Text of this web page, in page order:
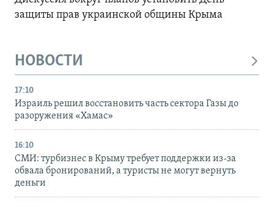
защиты прав украинской общины Крыма
НОВОСТИ
17:10
Израиль решил восстановить часть сектора Газы до
разоружения «Хамас»
16:10
СМИ: турбизнес в Крыму требует поддержки из-за
обвала бронирований, а туристы не могут вернуть
деньги